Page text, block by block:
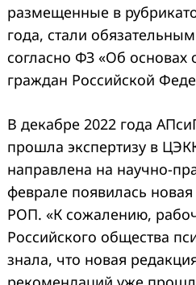
размещенные в
года, стали
согласно ФЗ «Об основах
граждан Российской
В декабре 2022 года
прошла экспертизу в
направлена на научно-
феврале появилась
РОП. «К сожалению,
Российского общества
знала, что новая